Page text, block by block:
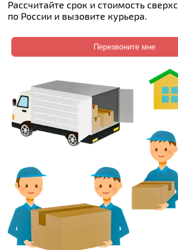
Рассчитайте срок и стоимость
по России и вызовите курьера.